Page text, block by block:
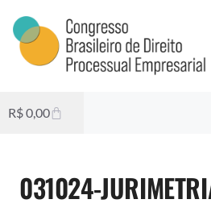
R$0,00
031024-